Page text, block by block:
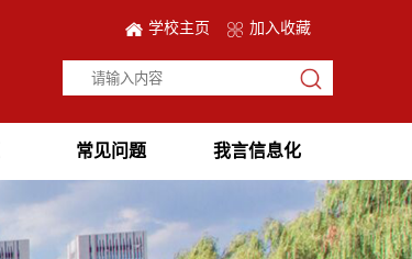
学校主页 加入收藏
常见问题 我言信息化